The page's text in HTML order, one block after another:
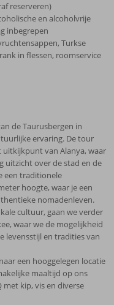
reserveren)
en alcoholvrije
inbegrepen
Turkse
in flessen, roomservice
de Taurusbergen in
ervaring. De tour
van Alanya, waar
uitzicht over de stad en de
een traditionele
hoogte, waar je een
nomadenleven.
cultuur, gaan we verder
waar we de mogelijkheid
levensstijl en tradities van
een hooggelegen locatie
maaltijd op ons
met kip, vis en diverse